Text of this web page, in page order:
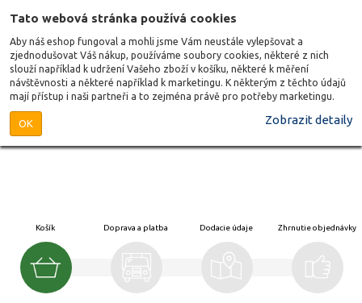
Tato webová stránka používá cookies
Aby náš eshop fungoval a mohli jsme Vám neustále vylepšovat a
zjednodušovat Váš nákup, používáme soubory cookies, některé z nich
slouží například k udržení Vašeho zboží v košíku, některé k měření
návštěvnosti a některé například k marketingu. K některým z těchto údajů
mají přístup i naši partneři a to zejména právě pro potřeby marketingu.
OK Zobrazit detaily
Košík Doprava a platba Dodacie údaje Zhrnutie objednávky